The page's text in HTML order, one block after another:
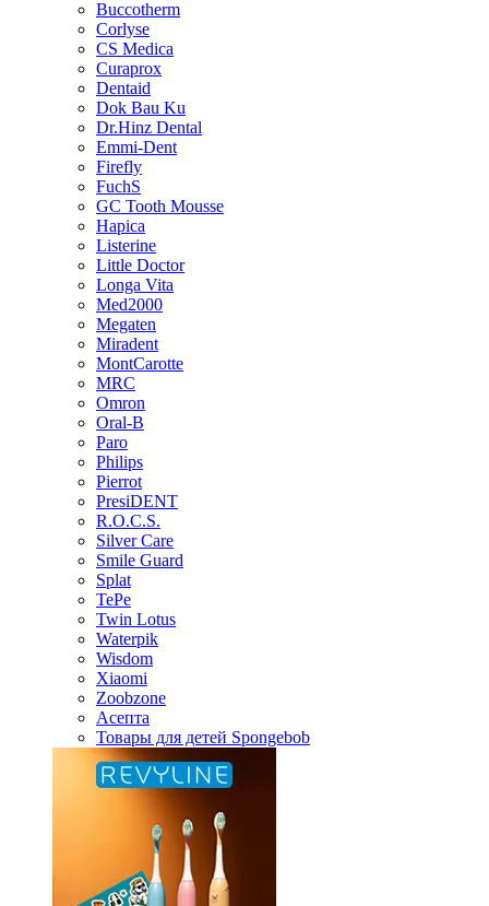
Buccotherm
Corlyse
CS Medica
Curaprox
Dentaid
Dok Bau Ku
Dr.Hinz Dental
Emmi-Dent
Firefly
FuchS
GC Tooth Mousse
Hapica
Listerine
Little Doctor
Longa Vita
Med2000
Megaten
Miradent
MontCarotte
MRC
Omron
Oral-B
Paro
Philips
Pierrot
PresiDENT
R.O.C.S.
Silver Care
Smile Guard
Splat
TePe
Twin Lotus
Waterpik
Wisdom
Xiaomi
Zoobzone
Асепта
Товары для детей Spongebob